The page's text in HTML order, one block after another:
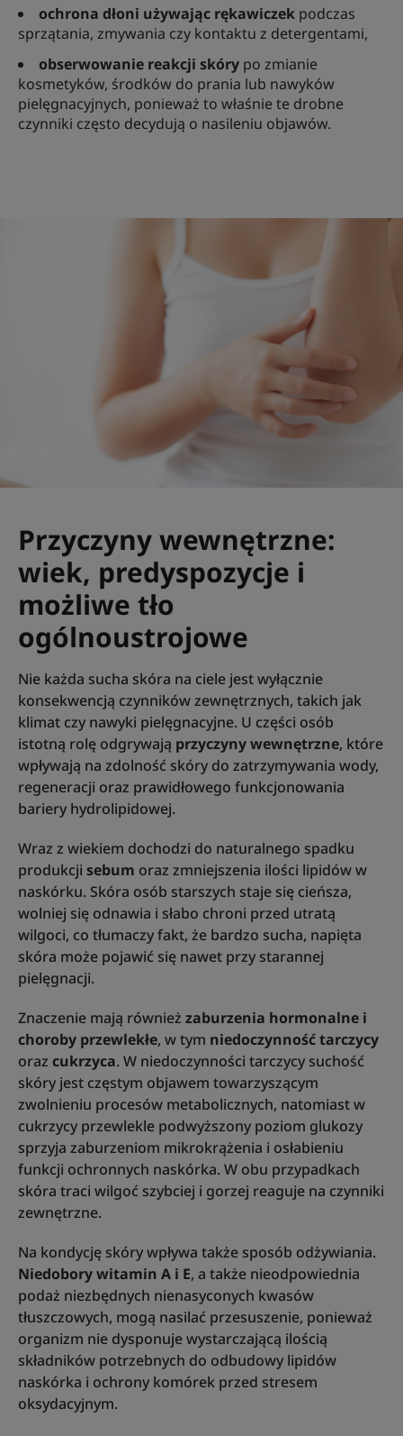
ochrona dłoni używając rękawiczek podczas
sprzątania, zmywania czy kontaktu z detergentami,
obserwowanie reakcji skóry po zmianie
kosmetyków, środków do prania lub nawyków
pielęgnacyjnych, ponieważ to właśnie te drobne
czynniki często decydują o nasileniu objawów.
Przyczyny wewnętrzne:
wiek, predyspozycje i
możliwe tło
ogólnoustrojowe
Nie każda sucha skóra na ciele jest wyłącznie
konsekwencją czynników zewnętrznych, takich jak
klimat czy nawyki pielęgnacyjne. U części osób
istotną rolę odgrywają przyczyny wewnętrzne, które
wpływają na zdolność skóry do zatrzymywania wody,
regeneracji oraz prawidłowego funkcjonowania
bariery hydrolipidowej.
Wraz z wiekiem dochodzi do naturalnego spadku
produkcji sebum oraz zmniejszenia ilości lipidów w
naskórku. Skóra osób starszych staje się cieńsza,
wolniej się odnawia i słabo chroni przed utratą
wilgoci, co tłumaczy fakt, że bardzo sucha, napięta
skóra może pojawić się nawet przy starannej
pielęgnacji.
Znaczenie mają również zaburzenia hormonalne i
choroby przewlekłe, w tym niedoczynność tarczycy
oraz cukrzyca. W niedoczynności tarczycy suchość
skóry jest częstym objawem towarzyszącym
zwolnieniu procesów metabolicznych, natomiast w
cukrzycy przewlekle podwyższony poziom glukozy
sprzyja zaburzeniom mikrokrążenia i osłabieniu
funkcji ochronnych naskórka. W obu przypadkach
skóra traci wilgoć szybciej i gorzej reaguje na czynniki
zewnętrzne.
Na kondycję skóry wpływa także sposób odżywiania.
Niedobory witamin A i E, a także nieodpowiednia
podaż niezbędnych nienasyconych kwasów
tłuszczowych, mogą nasilać przesuszenie, ponieważ
organizm nie dysponuje wystarczającą ilością
składników potrzebnych do odbudowy lipidów
naskórka i ochrony komórek przed stresem
oksydacyjnym.